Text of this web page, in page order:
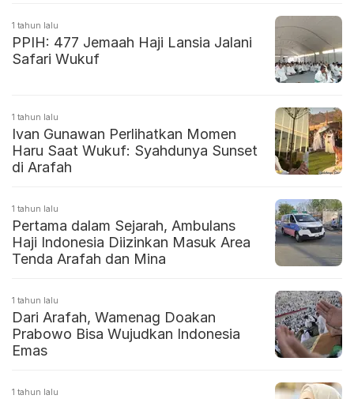
1 tahun lalu
PPIH: 477 Jemaah Haji Lansia Jalani
Safari Wukuf
1 tahun lalu
Ivan Gunawan Perlihatkan Momen
Haru Saat Wukuf: Syahdunya Sunset
di Arafah
1 tahun lalu
Pertama dalam Sejarah, Ambulans
Haji Indonesia Diizinkan Masuk Area
Tenda Arafah dan Mina
1 tahun lalu
Dari Arafah, Wamenag Doakan
Prabowo Bisa Wujudkan Indonesia
Emas
1 tahun lalu